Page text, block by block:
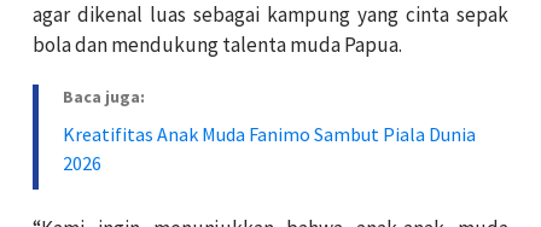
agar dikenal luas sebagai kampung yang cinta sepak
bola dan mendukung talenta muda Papua.
Baca juga:
Kreatifitas Anak Muda Fanimo Sambut Piala Dunia
2026